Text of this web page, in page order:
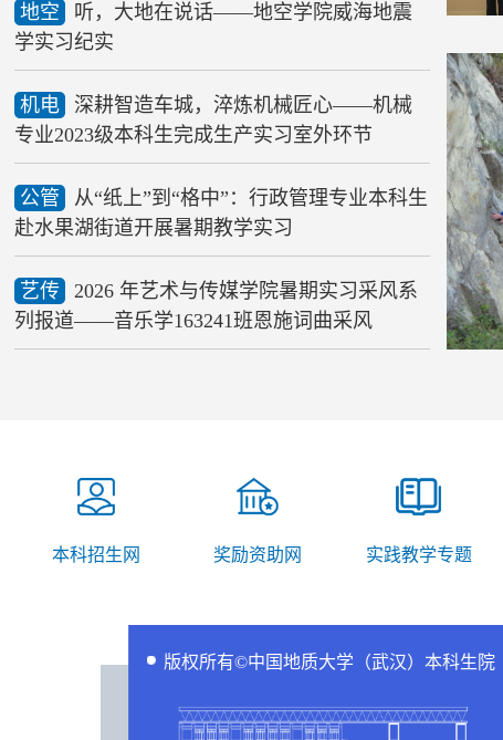
地空
听，大地在说话——地空学院威海地震
学实习纪实
机电
深耕智造车城，淬炼机械匠心——机械
专业2023级本科生完成生产实习室外环节
公管
从“纸上”到“格中”：行政管理专业本科生
赴水果湖街道开展暑期教学实习
艺传
2026 年艺术与传媒学院暑期实习采风系
列报道——音乐学163241班恩施词曲采风
本科招生网 奖励资助网 实践教学专题
版权所有©中国地质大学（武汉）本科生院